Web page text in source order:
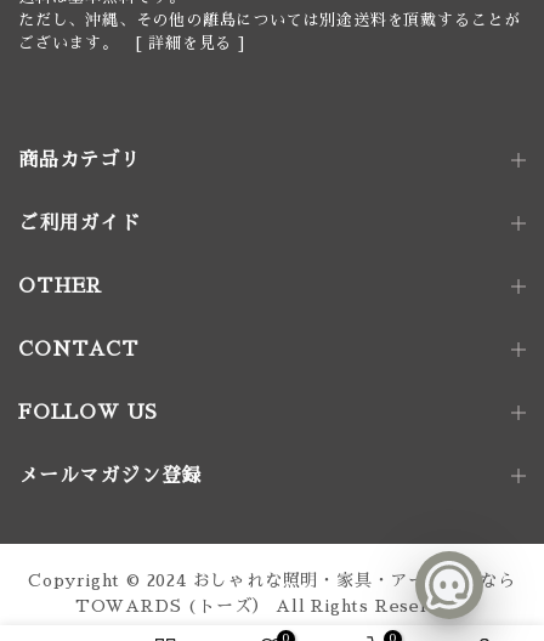
ただし、沖縄、その他の離島については別途送料を頂戴することが
ございます。 [ 詳細を見る ]
商品カテゴリ
照明器具
ペンダントライト｜多灯
テーブル脚
ご利用ガイド
OTHER
CONTACT
FOLLOW US
メールマガジン登録
Copyright © 2024 おしゃれな照明・家具・アート通販なら
TOWARDS (トーズ）
All Rights Reserved.
0 0